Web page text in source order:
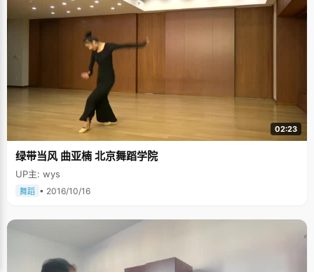
02:23
绿带当风 曲亚楠 北京舞蹈学院
UP主: wys
舞蹈 • 2016/10/16